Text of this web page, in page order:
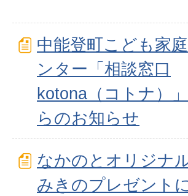
中能登町こども家
ンター「相談窓口
kotona（コトナ）
らのお知らせ
なかのとオリジナ
みきのプレゼント